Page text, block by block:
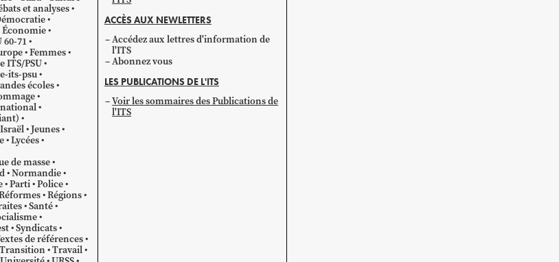
et analyses
Économie
60-71
Femmes
ITS/PSU
its-psu
écoles
Israël Jeunes
Lycées
de masse
Normandie
Parti Police
Régions
Santé
Syndicats
de références
Transition Travail
ACCÈS AUX NEWLETTERS
Accédez aux lettres d'information de
l'ITS
Abonnez vous
LES PUBLICATIONS DE L'ITS
Voir les sommaires des Publications de
l'ITS